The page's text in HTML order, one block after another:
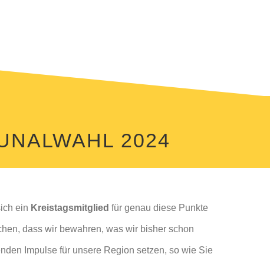
2024
ein Kreistagsmitglied für genau diese Punkte
dass wir bewahren, was wir bisher schon
Impulse für unsere Region setzen, so wie Sie